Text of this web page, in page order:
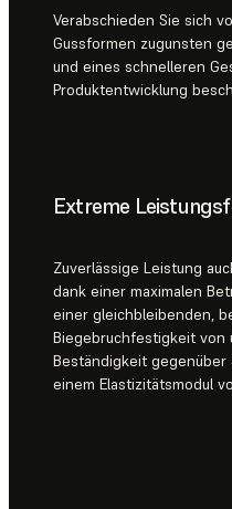
Verabschieden Sie sich
Gussformen zugunsten
und eines schnelleren
Produktentwicklung
Extreme
Zuverlässige Leistung
dank einer maximalen
einer gleichbleibenden,
Biegebruchfestigkeit von
Beständigkeit gegenüber
einem Elastizitätsmodul